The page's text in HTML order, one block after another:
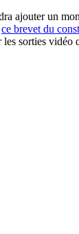
ajouter un
ce brevet du
sorties vidéo